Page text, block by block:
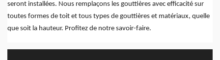
seront installées. Nous remplaçons les gouttières avec efficacité sur
toutes formes de toit et tous types de gouttières et matériaux, quelle
que soit la hauteur. Profitez de notre savoir-faire.